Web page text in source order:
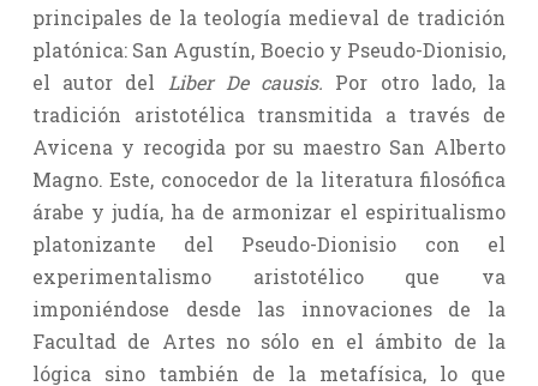
principales de la teología medieval de tradición
platónica: San Agustín, Boecio y Pseudo-Dionisio,
el autor del
Liber De causis. Por otro lado, la
tradición aristotélica transmitida a través de
Avicena y recogida por su maestro San Alberto
Magno. Este, conocedor de la literatura filosófica
árabe y judía, ha de armonizar el espiritualismo
platonizante del Pseudo-Dionisio con el
experimentalismo aristotélico que va
imponiéndose desde las innovaciones de la
Facultad de Artes no sólo en el ámbito de la
lógica sino también de la metafísica, lo que